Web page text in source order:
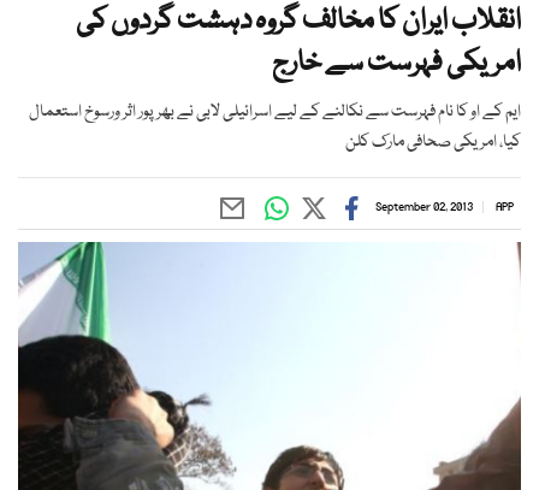
انقلاب ایران کا مخالف گروہ دہشت گردوں کی
امریکی فہرست سے خارج
ایم کے او کا نام فہرست سے نکالنے کے لیے اسرائیلی لابی نے بھر پور اثر ورسوخ استعمال
کیا، امریکی صحافی مارک کلن
APP
September 02, 2013